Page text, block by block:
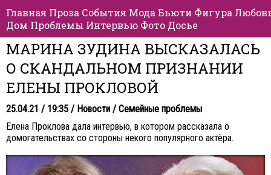
Главная Проза События Мода Бьюти Фигура
Дом Проблемы Интервью Фото Досье
МАРИНА ЗУДИНА ВЫСКАЗАЛАСЬ
О СКАНДАЛЬНОМ ПРИЗНАНИИ
ЕЛЕНЫ ПРОКЛОВОЙ
25.04.21 / 19:35 / Новости / Семейные проблемы
Елена Проклова дала интервью, в котором рассказала о
домогательствах со стороны некого популярного актёра.